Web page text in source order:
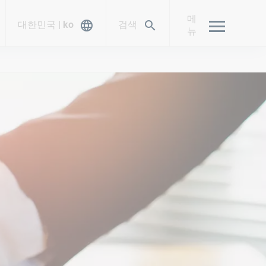
대한민국 | ko 검색
메
뉴